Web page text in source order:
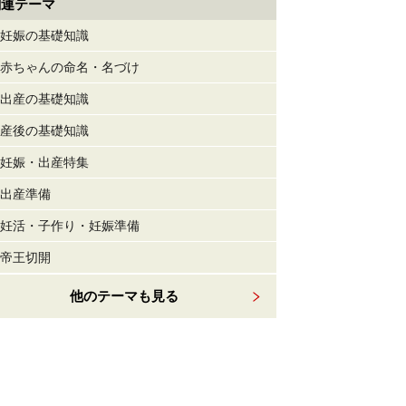
テーマ
妊娠の基礎知識
赤ちゃんの命名・名づけ
出産の基礎知識
産後の基礎知識
妊娠・出産特集
出産準備
妊活・子作り・妊娠準備
帝王切開
他のテーマも見る